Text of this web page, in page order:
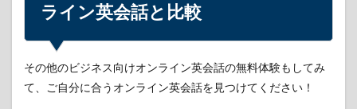
ライン英会話と比較
その他のビジネス向けオンライン英会話の無料体験もしてみ
て、ご自分に合うオンライン英会話を見つけてください！